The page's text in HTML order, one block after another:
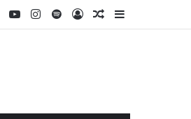
YouTubeInstagram
SpotifyLog InRandom Article
Sidebar